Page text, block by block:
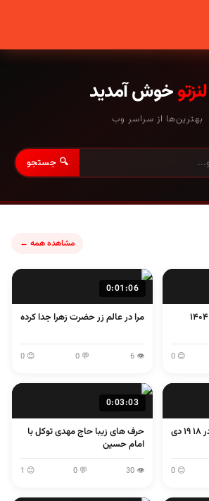
لنزتوخوش آمدید
بهترین‌ها از سراسر وب
🔍 جستجو
مشاهده همه ←
مناظره در مورد ۱۸ ۱۹ دی ۱۴۰۴
😊 0
0:01:06
مرا در عالم زر حضرت زهرا جدا کرده
👁 6
💬 0
😊 0
روایت تلخ همسر شهید در ۱۸ ۱۹ دی
😊 0
0:03:03
حرف های زیبا حاج مهدی توکل با
امام حسین
👁 30
💬 0
😊 1